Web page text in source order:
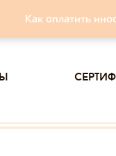
Как оплатить